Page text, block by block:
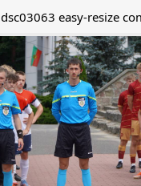
dsc03063 easy-resize